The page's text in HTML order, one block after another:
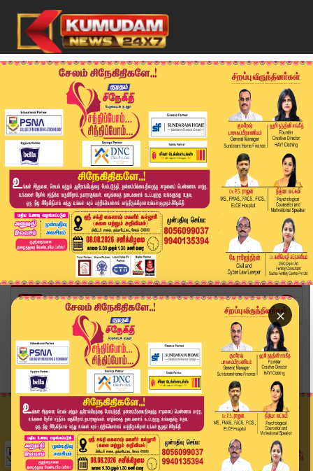
×
Home
இந்தியா
“ரிலையன்ஸ், வாட்ஸ்அப் கூட்டுச் சதியா? டெலிகிராம...